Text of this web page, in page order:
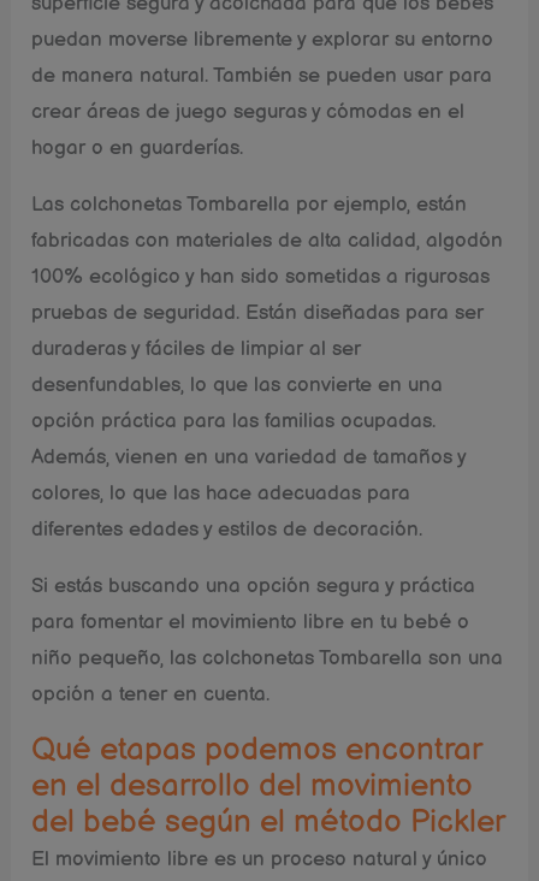
puedan moverse libremente y explorar su entorno
de manera natural. También se pueden usar para
crear áreas de juego seguras y cómodas en el
hogar o en guarderías.
Las colchonetas Tombarella por ejemplo, están
fabricadas con materiales de alta calidad, algodón
100% ecológico y han sido sometidas a rigurosas
pruebas de seguridad. Están diseñadas para ser
duraderas y fáciles de limpiar al ser
desenfundables, lo que las convierte en una
opción práctica para las familias ocupadas.
Además, vienen en una variedad de tamaños y
colores, lo que las hace adecuadas para
diferentes edades y estilos de decoración.
Si estás buscando una opción segura y práctica
para fomentar el movimiento libre en tu bebé o
niño pequeño, las colchonetas Tombarella son una
opción a tener en cuenta.
Qué etapas podemos encontrar
en el desarrollo del movimiento
del bebé según el método Pickler
El movimiento libre es un proceso natural y único